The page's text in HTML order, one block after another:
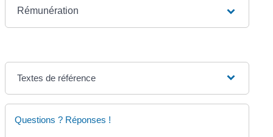
Rémunération
Textes de référence
Questions ? Réponses !